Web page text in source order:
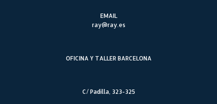
EMAIL
ray@ray.es
OFICINA Y TALLER BARCELONA
C/ Padilla, 323-325